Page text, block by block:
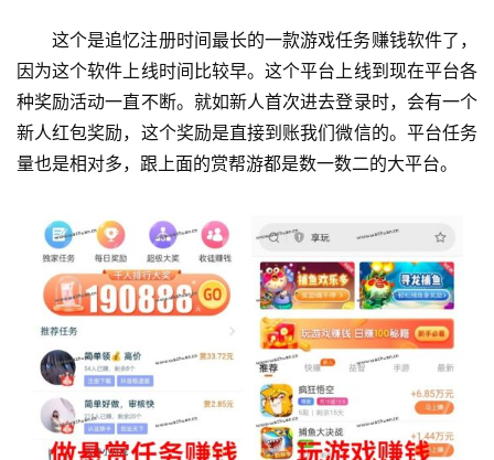
这个是追忆注册时间最长的一款游戏任务赚钱软件了，
因为这个软件上线时间比较早。这个平台上线到现在平台各
种奖励活动一直不断。就如新人首次进去登录时，会有一个
新人红包奖励，这个奖励是直接到账我们微信的。平台任务
量也是相对多，跟上面的赏帮游都是数一数二的大平台。